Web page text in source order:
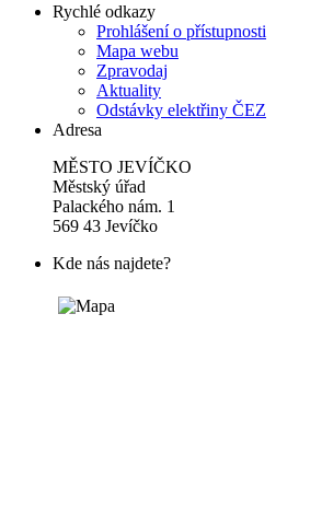
Rychlé odkazy
Prohlášení o přístupnosti
Mapa webu
Zpravodaj
Aktuality
Odstávky elektřiny ČEZ
Adresa
MĚSTO JEVÍČKO
Městský úřad
Palackého nám. 1
569 43 Jevíčko
Kde nás najdete?